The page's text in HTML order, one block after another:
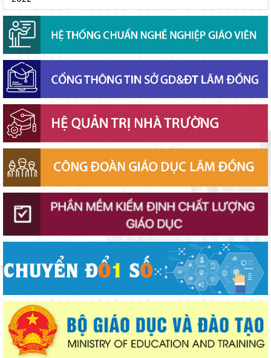
Chính phủ ban hành Nghị quyết quy định cơ cấu, số lượng và
chính sách đối với đội ngũ quản lý, nhân sự hỗ trợ giáo dục khi
sắp xếp cơ sở giáo dục công lập
Sáng đèn công trường để kịp năm học mới
Đánh giá tình hình triển khai sắp xếp, tổ chức cơ sở giáo dục
công lập tại các địa phương
Lâm Đồng phấn đấu hoàn thành Trường THPT Chuyên Bảo Lộc
trước năm học mới
Bộ Giáo dục và Đào tạo ban hành khung thời gian năm học từ
năm học 2026–2027
Sở Giáo dục và Đào tạo Lâm Đồng đẩy mạnh cải cách hành
chính gắn với áp dụng ISO 9001:2015
chính sách giáo dục hòa nhập
gia đình
Phó Chủ tịch UBND tỉnh Lâm Đồng Nguyễn Minh kiểm tra tiến
độ Dự án Trường TH&THCS Xuân Hương
Khởi đầu định hướng nghề nghiệp
Lâm Đồng chủ động ứng phó nguy cơ thiếu nước do El Nino
Thắp sáng văn hóa đọc từ những “Thư viện thân thiện”
Gieo mầm hiếu học nơi vùng xa